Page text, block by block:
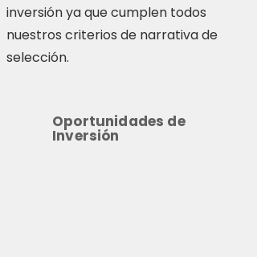
inversión ya que cumplen todos
nuestros criterios de narrativa de
selección.
Oportunidades de
Inversión